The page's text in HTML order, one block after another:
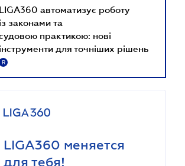
LIGA360 автоматизує роботу
із законами та
практикою: нові
інструменти для точніших рішень
R
LIGA360 меняется
для тебя!